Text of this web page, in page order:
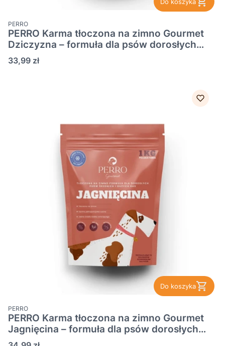
PRODUCENT
PERRO
PERRO Karma tłoczona na zimno Gourmet
Dziczyzna – formuła dla psów dorosłych
średnich i dużych ras 1kg
Cena
33,99 zł
Do koszyka
PRODUCENT
PERRO
PERRO Karma tłoczona na zimno Gourmet
Jagnięcina – formuła dla psów dorosłych
średnich i dużych ras 1kg